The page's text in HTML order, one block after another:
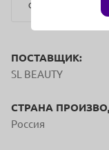
ОПИСАНИЕ
ПОСТАВЩИК:
SL BEAUTY
СТРАНА
Россия